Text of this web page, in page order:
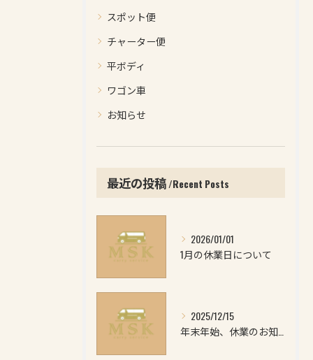
スポット便
チャーター便
平ボディ
ワゴン車
お知らせ
最近の投稿 Recent Posts
2026/01/01
1月の休業日について
2025/12/15